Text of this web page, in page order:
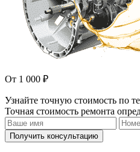
От 1 000 ₽
Узнайте точную стоимость по
Точная стоимость ремонта
Получить консультацию